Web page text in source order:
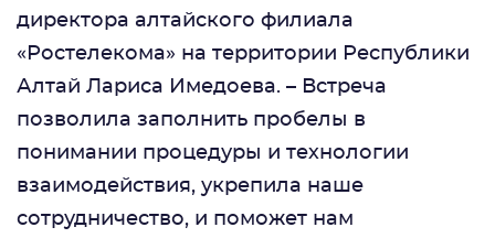
директора алтайского филиала
«Ростелекома» на территории Республики
Алтай Лариса Имедоева. – Встреча
позволила заполнить пробелы в
понимании процедуры и технологии
взаимодействия, укрепила наше
сотрудничество, и поможет нам